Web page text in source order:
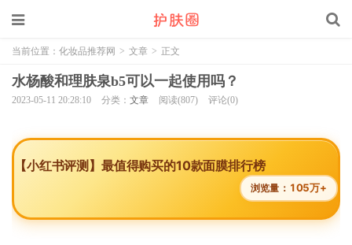
当前位置： 化妆品推荐网 > 文章 > 正文
水杨酸和理肤泉b5可以一起使用吗？
2023-05-11 20:28:10 分类： 文章 阅读(807) 评论(0)
【小红书评测】最值得购买的10款面膜排行榜
浏览量： 105万+